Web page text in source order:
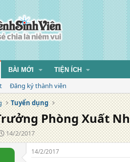
BÀI MỚI TIỆN ÍCH
Đăng ký thành viên
Tuyển dụng
Phòng Xuất
N
g
à
14/2/2017
14/2/2017